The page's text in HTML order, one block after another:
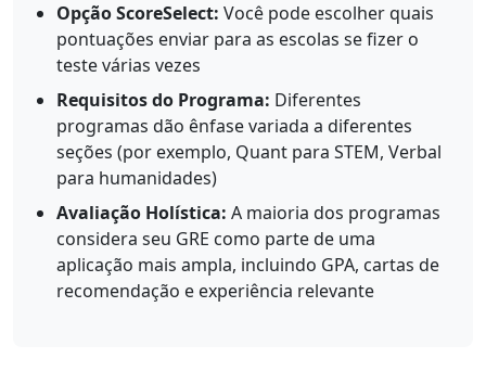
Opção ScoreSelect: Você pode escolher quais
pontuações enviar para as escolas se fizer o
teste várias vezes
Requisitos do Programa: Diferentes
programas dão ênfase variada a diferentes
seções (por exemplo, Quant para STEM, Verbal
para humanidades)
Avaliação Holística: A maioria dos programas
considera seu GRE como parte de uma
aplicação mais ampla, incluindo GPA, cartas de
recomendação e experiência relevante